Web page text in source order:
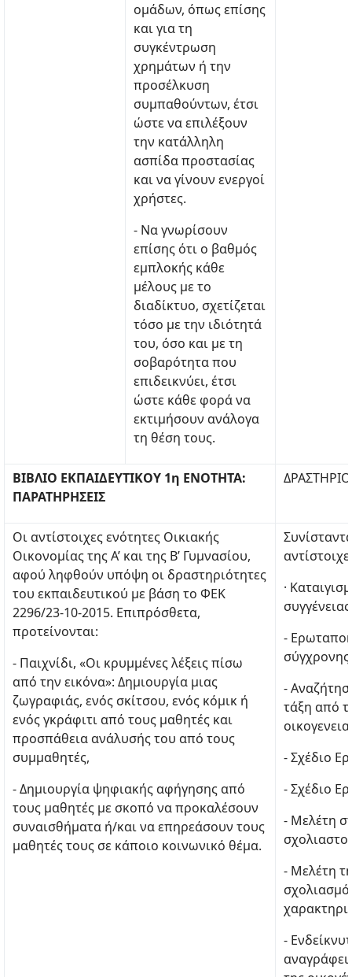
ομάδων, όπως επίσης
και για τη
συγκέντρωση
χρημάτων ή την
προσέλκυση
συμπαθούντων, έτσι
ώστε να επιλέξουν
την κατάλληλη
ασπίδα προστασίας
και να γίνουν ενεργοί
χρήστες.
- Να γνωρίσουν
επίσης ότι ο βαθμός
εμπλοκής κάθε
μέλους με το
διαδίκτυο, σχετίζεται
τόσο με την ιδιότητά
του, όσο και με τη
σοβαρότητα που
επιδεικνύει, έτσι
ώστε κάθε φορά να
εκτιμήσουν ανάλογα
τη θέση τους.
ΒΙΒΛΙΟ ΕΚΠΑΙΔΕΥΤΙΚΟΥ 1η ΕΝΟΤΗΤΑ:
ΠΑΡΑΤΗΡΗΣΕΙΣ
Οι αντίστοιχες ενότητες Οικιακής
Οικονομίας της Α’ και της Β’ Γυμνασίου,
αφού ληφθούν υπόψη οι δραστηριότητες
του εκπαιδευτικού με βάση το ΦΕΚ
2296/23-10-2015. Επιπρόσθετα,
προτείνονται:
- Παιχνίδι, «Οι κρυμμένες λέξεις πίσω
από την εικόνα»: Δημιουργία μιας
ζωγραφιάς, ενός σκίτσου, ενός κόμικ ή
ενός γκράφιτι από τους μαθητές και
προσπάθεια ανάλυσής του από τους
συμμαθητές,
- Δημιουργία ψηφιακής αφήγησης από
τους μαθητές με σκοπό να προκαλέσουν
συναισθήματα ή/και να επηρεάσουν τους
μαθητές τους σε κάποιο κοινωνικό θέμα.
·
-
σύγχρονης
-
τάξη από
- Σχέδιο
- Σχέδιο
- Μελέτη
- Μελέτη
-